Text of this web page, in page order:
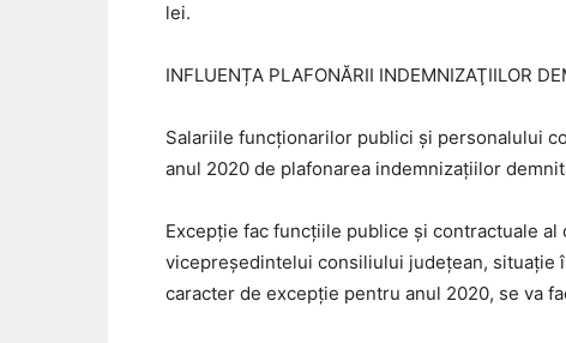
lei.
INFLUENȚA PLAFONĂRII INDEMNIZAŢIILOR
Salariile funcţionarilor publici şi personalului
anul 2020 de plafonarea indemnizaţiilor
Excepție fac funcțiile publice și contractuale
vicepreședintelui consiliului județean, situație
caracter de excepție pentru anul 2020, se va